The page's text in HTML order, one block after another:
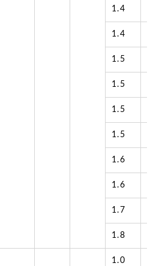
1.4
1.4
1.5
1.5
1.5
1.5
1.6
1.6
1.7
1.8
1.0